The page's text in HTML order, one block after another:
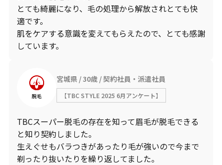
とても綺麗になり、毛の処理から解放されとても快
適です。
肌をケアする意識を変えてもらえたので、とても感謝
しています。
脱毛
宮城県 30歳 契約社員・派遣社員
【TBC STYLE 2025 6月アンケート】
TBCスーパー脱毛の存在を知って眉毛が脱毛できる
と知り契約しました。
生えぐせもバラつきがあったり毛が強いので今まで
剃ったり抜いたりを繰り返してました。